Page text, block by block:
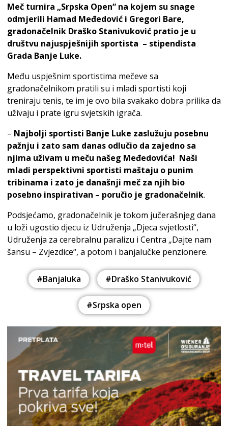
Meč turnira „Srpska Open“ na kojem su snage
odmjerili Hamad Međedović i Gregori Bare,
gradonačelnik Draško Stanivuković pratio je u
društvu najuspješnijih sportista – stipendista
Grada Banje Luke.
Među uspješnim sportistima mečeve sa
gradonačelnikom pratili su i mladi sportisti koji
treniraju tenis, te im je ovo bila svakako dobra prilika da
uživaju i prate igru svjetskih igrača.
– Najbolji sportisti Banje Luke zaslužuju posebnu
pažnju i zato sam danas odlučio da zajedno sa
njima uživam u meču našeg Međedovića! Naši
mladi perspektivni sportisti maštaju o punim
tribinama i zato je današnji meč za njih bio
posebno inspirativan – poručio je gradonačelnik.
Podsjećamo, gradonačelnik je tokom jučerašnjeg dana
u loži ugostio djecu iz Udruženja „Djeca svjetlosti“,
Udruženja za cerebralnu paralizu i Centra „Dajte nam
šansu – Zvjezdice“, a potom i banjalučke penzionere.
#Banjaluka #Draško Stanivuković
#Srpska open